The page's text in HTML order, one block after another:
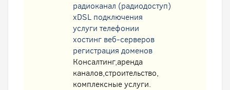
радиоканал (радиодоступ)
xDSL подключения
услуги телефонии
хостинг веб-серверов
регистрация доменов
Консалтинг,аренда
каналов,строительство,
комплексные услуги.